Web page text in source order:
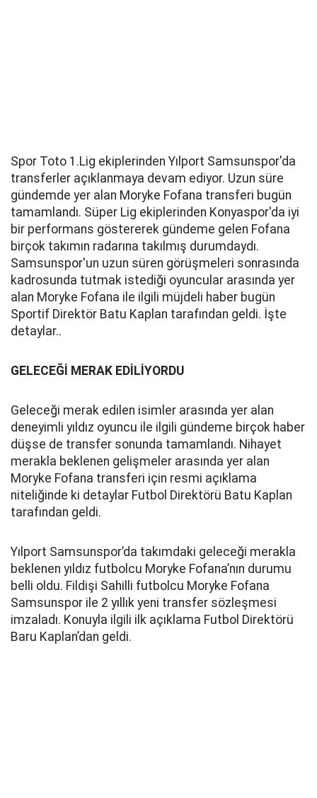
Spor Toto 1.Lig ekiplerinden Yılport Samsunspor'da
transferler açıklanmaya devam ediyor. Uzun süre
gündemde yer alan Moryke Fofana transferi bugün
tamamlandı. Süper Lig ekiplerinden Konyaspor'da iyi
bir performans göstererek gündeme gelen Fofana
birçok takımın radarına takılmış durumdaydı.
Samsunspor'un uzun süren görüşmeleri sonrasında
kadrosunda tutmak istediği oyuncular arasında yer
alan Moryke Fofana ile ilgili müjdeli haber bugün
Sportif Direktör Batu Kaplan tarafından geldi. İşte
detaylar..
GELECEĞİ MERAK EDİLİYORDU
Geleceği merak edilen isimler arasında yer alan
deneyimli yıldız oyuncu ile ilgili gündeme birçok haber
düşse de transfer sonunda tamamlandı. Nihayet
merakla beklenen gelişmeler arasında yer alan
Moryke Fofana transferi için resmi açıklama
niteliğinde ki detaylar Futbol Direktörü Batu Kaplan
tarafından geldi.
Yılport Samsunspor’da takımdaki geleceği merakla
beklenen yıldız futbolcu Moryke Fofana’nın durumu
belli oldu. Fildişi Sahilli futbolcu Moryke Fofana
Samsunspor ile 2 yıllık yeni transfer sözleşmesi
imzaladı. Konuyla ilgili ilk açıklama Futbol Direktörü
Baru Kaplan’dan geldi.